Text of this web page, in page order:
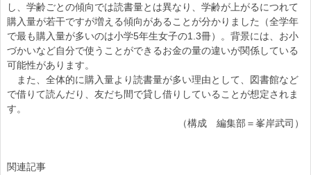
し、学齢ごとの傾向では読書量とは異なり、学齢が上がるにつれて
購入量が若干ですが増える傾向があることが分かりました（全学年
で最も購入量が多いのは小学5年生女子の1.3冊）。背景には、お小
づかいなど自分で使うことができるお金の量の違いが関係している
可能性があります。
また、全体的に購入量より読書量が多い理由として、図書館など
で借りて読んだり、友だち間で貸し借りしていることが想定されま
す。
（構成 編集部＝峯岸武司）
関連記事